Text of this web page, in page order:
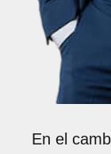
En el